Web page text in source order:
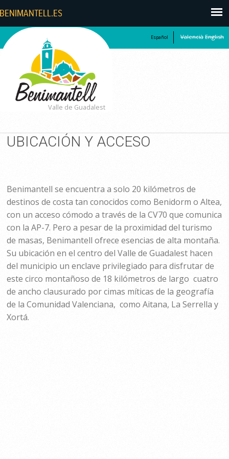
Español Valencià English
Valle de Guadalest
UBICACIÓN Y ACCESO
Benimantell se encuentra a solo 20 kilómetros de
destinos de costa tan conocidos como Benidorm o Altea,
con un acceso cómodo a través de la CV70 que comunica
con la AP-7. Pero a pesar de la proximidad del turismo
de masas, Benimantell ofrece esencias de alta montaña.
Su ubicación en el centro del Valle de Guadalest hacen
del municipio un enclave privilegiado para disfrutar de
este circo montañoso de 18 kilómetros de largo cuatro
de ancho clausurado por cimas míticas de la geografía
de la Comunidad Valenciana, como Aitana, La Serrella y
Xortá.